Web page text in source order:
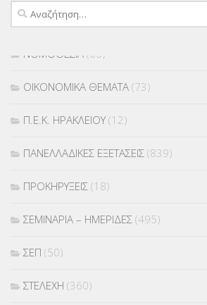
Αναζήτηση
για:ΜΕΤΑΦΟΡΑ ΜΑΘΗΤΩΝ
ΝΟΜΟΘΕΣΙΑ (66)
ΟΙΚΟΝΟΜΙΚΑ ΘΕΜΑΤΑ (73)
Π.Ε.Κ. ΗΡΑΚΛΕΙΟΥ(12)
ΠΑΝΕΛΛΑΔΙΚΕΣ ΕΞΕΤΑΣΕΙΣ (839)
ΠΡΟΚΗΡΥΞΕΙΣ (18)
ΣΕΜΙΝΑΡΙΑ – ΗΜΕΡΙΔΕΣ (495)
ΣΕΠ (50)
ΣΤΕΛΕΧΗ (360)